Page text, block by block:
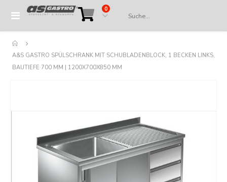
Navigation
Cart
0Artikel
A&S GASTRO SPÜLSCHRANK MIT SCHUBLADENBLOCK, 1 BECKEN LINKS,
BAUTIEFE 700 MM | 1200X700X850 MM